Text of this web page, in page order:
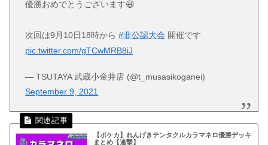
優勝おめでとうございます😆
次回は9月10日18時から#非公認大会 開催です
pic.twitter.com/gTCwMRB8iJ
— TSUTAYA 武蔵小金井店 (@t_musasikoganei)
September 9, 2021
【ポケカ】れんげきテンタクルカラマネロ優勝デッキ
まとめ【連撃】